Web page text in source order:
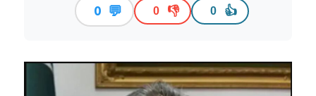
👍
0
👎
0
💬
0